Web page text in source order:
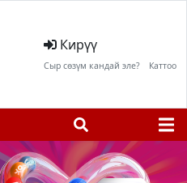
Кирүү
Сыр сөзүм кандай эле? Каттоо